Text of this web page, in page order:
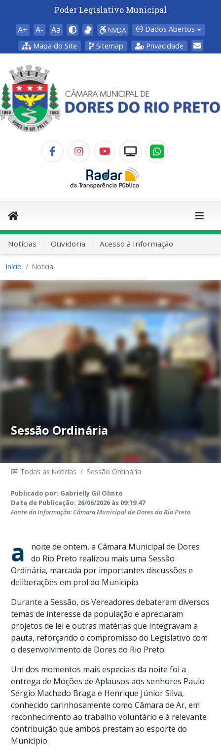
Poder Legislativo Municipal
A+ A- Aa NVDA
Dados Abertos
Mapa do Site
Sitemap Privacidade
Notícias Ouvidoria Acesso à Informação
Início Noticia
Sessão Ordinária
Todas as Notícias / Sessão Ordinária
Publicado por: Gabrielly Gil Olinto
Data de Publicação: 26/06/2026 às 09:19:47
Fonte da Informação: Câmara Municipal de Dores do Rio Preto
a
noite de ontem, a Câmara Municipal de Dores
do Rio Preto realizou mais uma Sessão
Ordinária, marcada por importantes discussões e
deliberações em prol do Município.
Durante a Sessão, os Vereadores debateram diversos
temas de interesse da população e apreciaram
projetos de lei e outras matérias que integravam a
pauta, reforçando o compromisso do Legislativo com
o desenvolvimento de Dores do Rio Preto.
Um dos momentos mais especiais da noite foi a
entrega de Moções de Aplausos aos senhores Paulo
Sérgio Machado Braga e Henrique Júnior Silva,
conhecido carinhosamente como Câmara de Ar, em
reconhecimento ao trabalho voluntário e à relevante
contribuição que ambos prestam ao esporte do
Município.